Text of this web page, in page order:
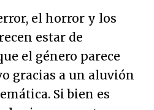
el horror y los
estar de
el género parece
gracias a un aluvión
Si bien es